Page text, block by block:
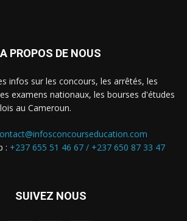
A PROPOS DE NOUS
infos sur les concours, les arrêtés, les
examens nationaux, les bourses d'études
au Cameroun.
: +237 655 51 46 67 / +237 650 87 33 47
SUIVEZ NOUS